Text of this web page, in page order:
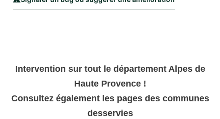
Intervention sur tout le département Alpes de
Haute Provence !
Consultez également les pages des communes
desservies